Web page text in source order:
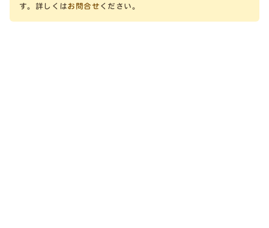
す。詳しくはお問合せ ください。